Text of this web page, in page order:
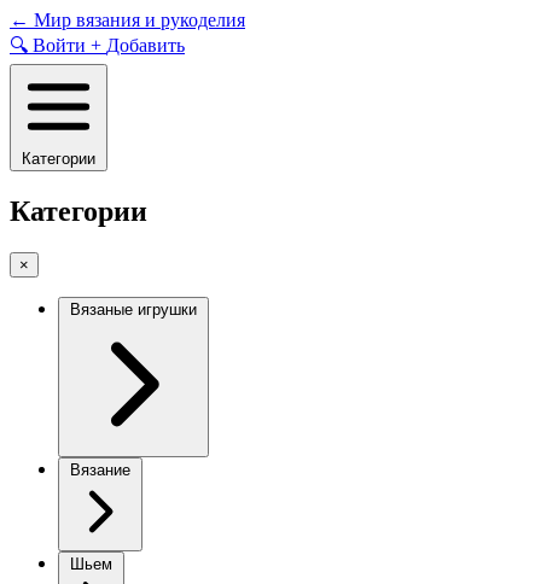
Skip
to
content
← Мир вязания и рукоделия
🔍 Войти + Добавить
Категории
Категории
×
Вязаные игрушки
Вязание
Шьем